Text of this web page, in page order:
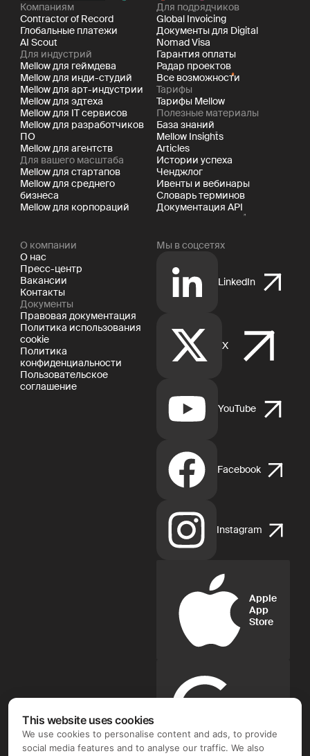
Компаниям
Contractor of Record
Глобальные платежи
AI Scout
Для индустрий
Mellow для геймдева
Mellow для инди-студий
Mellow для арт-индустрии
Mellow для эдтеха
Mellow для IT сервисов
Mellow для разработчиков
ПО
Mellow для агентств
Для вашего масштаба
Mellow для стартапов
Mellow для среднего
бизнеса
Mellow для корпораций
Для подрядчиков
Global Invoicing
Документы для Digital
Nomad Visa
Гарантия оплаты
Радар проектов
Все возможности
Тарифы
Тарифы Mellow
Полезные материалы
База знаний
Mellow Insights
Articles
Истории успеха
Ченджлог
Ивенты и вебинары
Словарь терминов
Документация API
О компании
О нас
Пресс-центр
Вакансии
Контакты
Документы
Правовая документация
Политика использования
cookie
Политика
конфиденциальности
Пользовательское
соглашение
Мы в соцсетях
LinkedIn
X
YouTube
Facebook
Instagram
Apple
App
Store
Google
This website uses cookies
We use cookies to personalise content and ads, to provide
social media features and to analyse our traffic. We also